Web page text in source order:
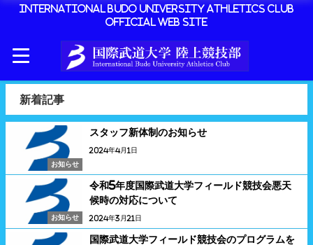
International Budo University Athletics Club
Official Web Site
新着記事
お知らせ
スタッフ新体制のお知らせ
2024年4月1日
お知らせ
令和5年度国際武道大学フィールド競技会悪天
候時の対応について
2024年3月21日
国際武道大学フィールド競技会のプログラムを